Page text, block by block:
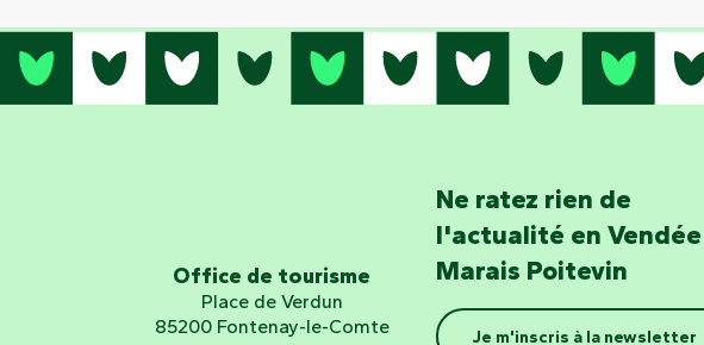
Office de tourisme
Place de Verdun
85200 Fontenay-le-Comte
Ne ratez rien de
l'actualité en Vendée
Marais Poitevin
Je m'inscris à la newsletter